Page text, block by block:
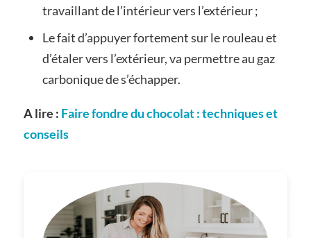
travaillant de l’intérieur vers l’extérieur ;
Le fait d’appuyer fortement sur le rouleau et
d’étaler vers l’extérieur, va permettre au gaz
carbonique de s’échapper.
A lire : Faire fondre du chocolat : techniques et
conseils